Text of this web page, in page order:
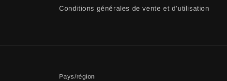
Conditions générales de vente et d'utilisation
Pays/région